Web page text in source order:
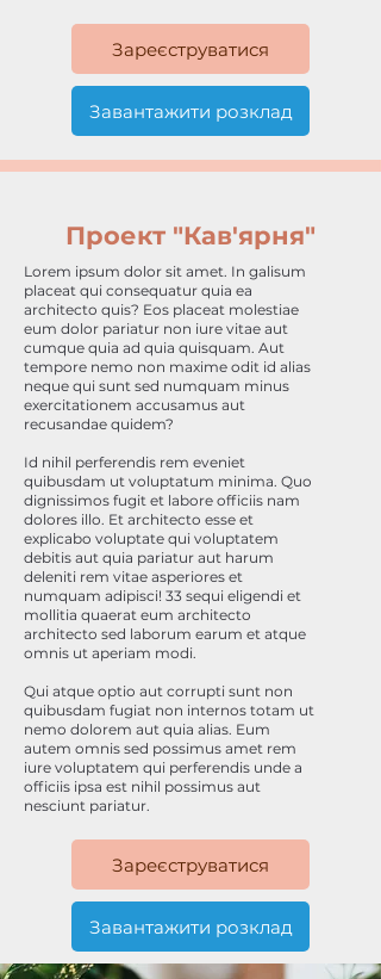
Зареєструватися
Завантажити розклад
Проект "Кав'ярня"
Lorem ipsum dolor sit amet. In galisum
placeat qui consequatur quia ea
architecto quis? Eos placeat molestiae
eum dolor pariatur non iure vitae aut
cumque quia ad quia quisquam. Aut
tempore nemo non maxime odit id alias
neque qui sunt sed numquam minus
exercitationem accusamus aut
recusandae quidem?
Id nihil perferendis rem eveniet
quibusdam ut voluptatum minima. Quo
dignissimos fugit et labore officiis nam
dolores illo. Et architecto esse et
explicabo voluptate qui voluptatem
debitis aut quia pariatur aut harum
deleniti rem vitae asperiores et
numquam adipisci! 33 sequi eligendi et
mollitia quaerat eum architecto
architecto sed laborum earum et atque
omnis ut aperiam modi.
Qui atque optio aut corrupti sunt non
quibusdam fugiat non internos totam ut
nemo dolorem aut quia alias. Eum
autem omnis sed possimus amet rem
iure voluptatem qui perferendis unde a
officiis ipsa est nihil possimus aut
nesciunt pariatur.
Зареєструватися
Завантажити розклад